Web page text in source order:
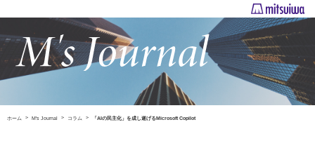
ホーム M's Journal コラム 「AIの民主化」を成し遂げるMicrosoft Copilot